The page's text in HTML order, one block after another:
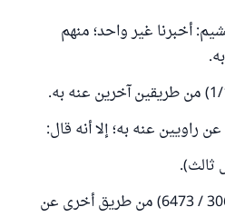
/ 250) : ثنا هشيم: أخبرنا غير واحد؛ منهم
ثالث).
وهكذا رواه البخاري (11 / 306 / 6473) من طريق أخرى عن